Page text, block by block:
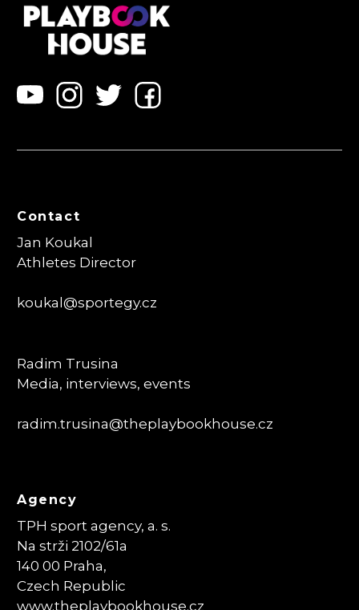
Contact
Jan Koukal
Athletes Director
koukal@sportegy.cz
Radim Trusina
Media, interviews, events
radim.trusina@theplaybookhouse.cz
Agency
TPH sport agency, a. s.
Na strži 2102/61a
140 00 Praha,
Czech Republic
www.theplaybookhouse.cz